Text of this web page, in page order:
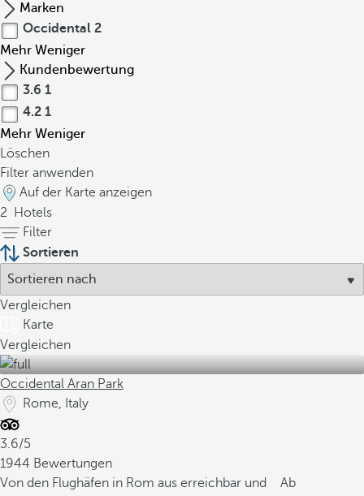
Marken
Occidental 2
Mehr Weniger
Kundenbewertung
3.6 1
4.2 1
Mehr Weniger
Löschen
Filter anwenden
Auf der Karte anzeigen
2
Hotels
Filter
Sortieren
Vergleichen
Karte
Vergleichen
Occidental Aran Park
Rome, Italy
3.6/5
1944 Bewertungen
Von den Flughäfen in Rom aus erreichbar und
Ab